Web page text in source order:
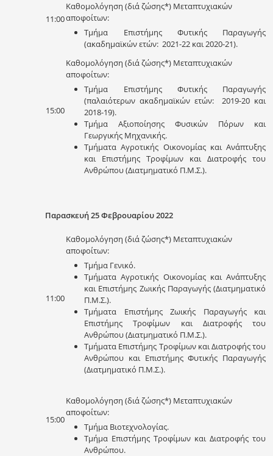
11:00
Καθομολόγηση (διά ζώσης*) Μεταπτυχιακών
αποφοίτων:
Τμήμα Επιστήμης Φυτικής Παραγωγής
(ακαδημαϊκών ετών: 2021-22 και 2020-21).
15:00
Καθομολόγηση (διά ζώσης*) Μεταπτυχιακών
αποφοίτων:
Τμήμα Επιστήμης Φυτικής Παραγωγής
(παλαιότερων ακαδημαϊκών ετών: 2019-20 και
2018-19).
Τμήμα Αξιοποίησης Φυσικών Πόρων και
Γεωργικής Μηχανικής.
Τμήματα Αγροτικής Οικονομίας και Ανάπτυξης
και Επιστήμης Τροφίμων και Διατροφής του
Ανθρώπου (Διατμηματικό Π.Μ.Σ.).
Παρασκευή 25 Φεβρουαρίου 2022
11:00
Καθομολόγηση (διά ζώσης*) Μεταπτυχιακών
αποφοίτων:
Τμήμα Γενικό.
Τμήματα Αγροτικής Οικονομίας και Ανάπτυξης
και Επιστήμης Ζωικής Παραγωγής (Διατμηματικό
Π.Μ.Σ.).
Τμήματα Επιστήμης Ζωικής Παραγωγής και
Επιστήμης Τροφίμων και Διατροφής του
Ανθρώπου (Διατμηματικό Π.Μ.Σ.).
Τμήματα Επιστήμης Τροφίμων και Διατροφής του
Ανθρώπου και Επιστήμης Φυτικής Παραγωγής
(Διατμηματικό Π.Μ.Σ.).
15:00
Καθομολόγηση (διά ζώσης*) Μεταπτυχιακών
αποφοίτων:
Τμήμα Βιοτεχνολογίας.
Τμήμα Επιστήμης Τροφίμων και Διατροφής του
Ανθρώπου.